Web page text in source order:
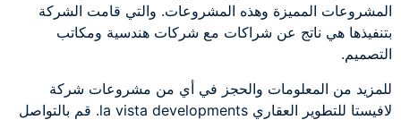
المشروعات المميزة وهذه المشروعات. والتي قامت الشركة
بتنفيذها هي ناتج عن شراكات مع شركات هندسية ومكاتب
التصميم.
للمزيد من المعلومات والحجز في أي من مشروعات شركة
لافيستا للتطوير العقاري la vista developments. قم بالتواصل